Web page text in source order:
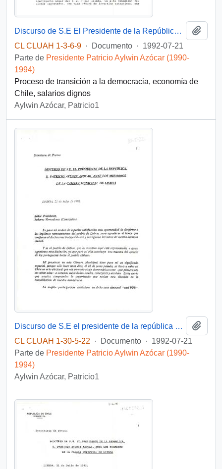
Discurso de S.E El Presidente de la República. D. Patricio Aylwin Azócar, ante la Asociación Industrial Portuguesa
CL CLUAH 1-3-6-9 · Documento · 1992-07-21
Parte de Presidente Patricio Aylwin Azócar (1990-
1994)
Proceso de transición a la democracia, economía de
Chile, salarios dignos
Aylwin Azócar, Patricio1
Discurso de S.E el presidente de la república D. Patricio Aylwin Azocar, ante los miembros de la cámara municipal de Lisboa
CL CLUAH 1-30-5-22
· Documento · 1992-07-21
Parte de Presidente Patricio Aylwin Azócar (1990-
1994)
Aylwin Azócar, Patricio1